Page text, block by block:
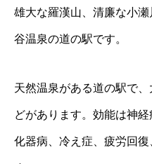
雄大な羅漢山、清廉な小
谷温泉の道の駅です。
天然温泉がある道の駅で
どがあります。効能は神
化器病、冷え症、疲労回